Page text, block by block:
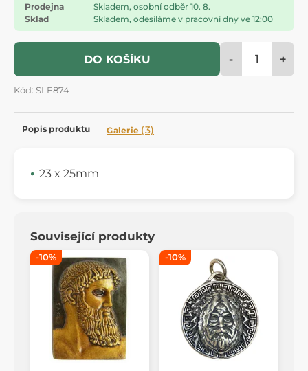
Prodejna
Skladem, osobní odběr 10. 8.
Sklad
Skladem, odesíláme v pracovní dny ve 12:00
DO KOŠÍKU - +
Kód: SLE874
Popis produktu Galerie (3)
23 x 25mm
Související produkty
-10% -10%